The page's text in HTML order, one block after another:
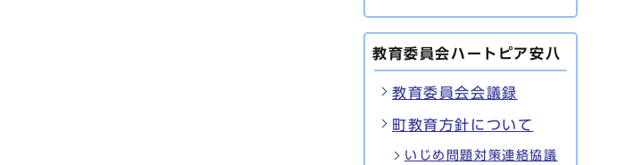
教育委員会ハートピア安八
教育委員会会議録
町教育方針について
いじめ問題対策連絡協議